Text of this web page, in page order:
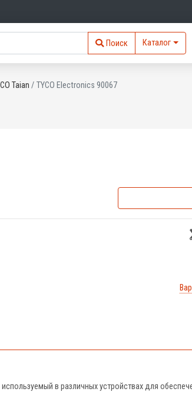
Поиск Каталог
Taian TYCO Electronics 90067
в различных устройствах для